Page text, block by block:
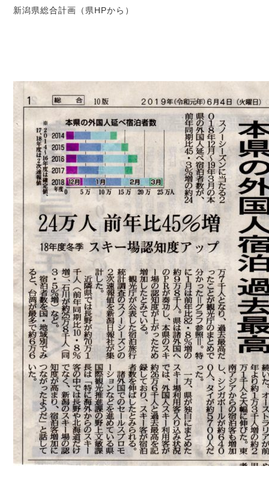
新潟県総合計画（県HPから）